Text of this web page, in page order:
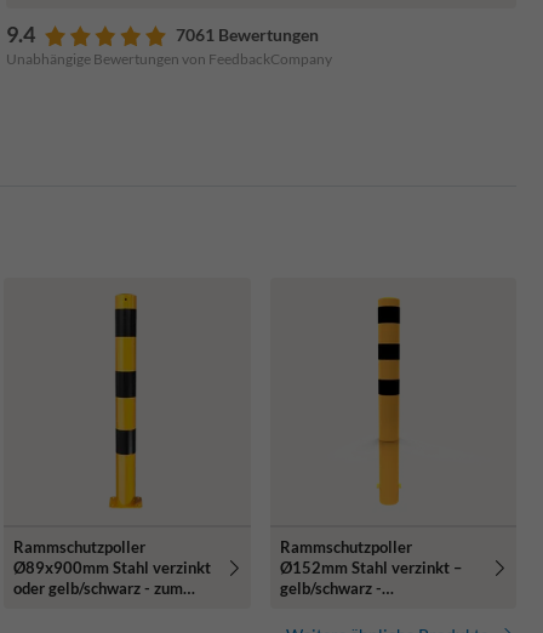
9.4 7061 Bewertungen
Unabhängige Bewertungen von FeedbackCompany
Rammschutzpoller
Ø89x900mm Stahl verzinkt
oder gelb/schwarz - zum
Rammschutzpoller
Ø152mm Stahl verzinkt –
gelb/schwarz -
Bodenanker